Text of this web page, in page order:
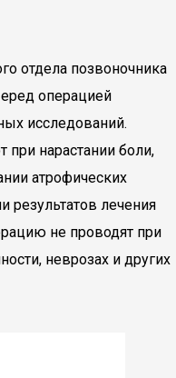
отдела позвоночника
операцией
исследований.
при нарастании боли,
атрофических
результатов лечения
не проводят при
неврозах и других